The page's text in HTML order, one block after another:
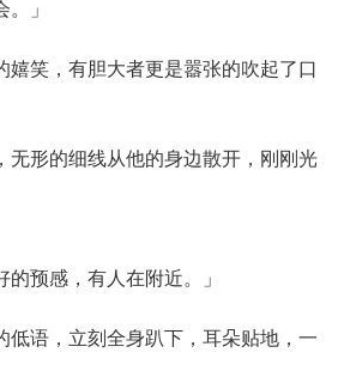
」
笑，有胆大者更是嚣张的吹起了口
形的细线从他的身边散开，刚刚光
预感，有人在附近。」
语，立刻全身趴下，耳朵贴地，一